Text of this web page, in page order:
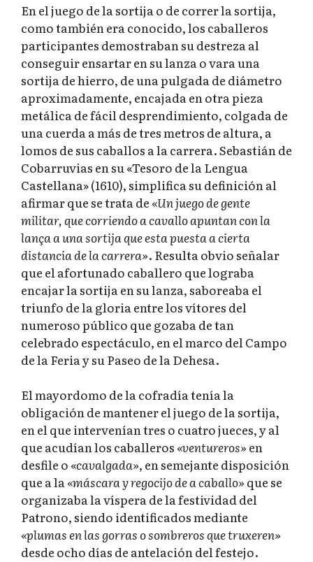
En el juego de la sortija o de correr la sortija,
como también era conocido, los caballeros
participantes demostraban su destreza al
conseguir ensartar en su lanza o vara una
sortija de hierro, de una pulgada de diámetro
aproximadamente, encajada en otra pieza
metálica de fácil desprendimiento, colgada de
una cuerda a más de tres metros de altura, a
lomos de sus caballos a la carrera. Sebastián de
Cobarruvias en su «Tesoro de la Lengua
Castellana» (1610), simplifica su definición al
afirmar que se trata de«Un juego de gente
militar, que corriendo a cavallo apuntan con la
lança a una sortija que esta puesta a cierta
distancia de la carrera». Resulta obvio señalar
que el afortunado caballero que lograba
encajar la sortija en su lanza, saboreaba el
triunfo de la gloria entre los vítores del
numeroso público que gozaba de tan
celebrado espectáculo, en el marco del Campo
de la Feria y su Paseo de la Dehesa.
El mayordomo de la cofradía tenía la
obligación de mantener el juego de la sortija,
en el que intervenían tres o cuatro jueces, y al
que acudían los caballeros«ventureros»en
desfile o«cavalgada», en semejante disposición
que a la«máscara y regocijo de a caballo»que se
organizaba la víspera de la festividad del
Patrono, siendo identificados mediante
«plumas en las gorras o sombreros que truxeren»
desde ocho días de antelación del festejo.